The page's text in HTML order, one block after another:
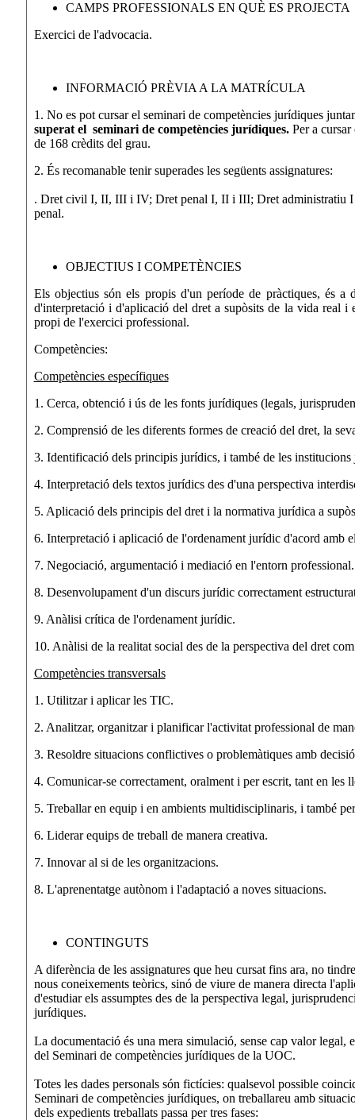
CAMPS PROFESSIONALS EN QUÈ ES PROJECTA
Exercici de l'advocacia.
INFORMACIÓ PRÈVIA A LA MATRÍCULA
1. No es pot cursar el seminari de competències jurídiques
superat el seminari de competències jurídiques. Per a
de 168 crèdits del grau.
2. És recomanable tenir superades les següents assignatures:
. Dret civil I, II, III i IV; Dret penal I, II i III; Dret administratiu
penal.
OBJECTIUS I COMPETÈNCIES
Els objectius són els propis d'un període de pràctiques, és a
d'interpretació i d'aplicació del dret a supòsits de la vida real
propi de l'exercici professional.
Competències:
Competències específiques
1. Cerca, obtenció i ús de les fonts jurídiques (legals,
2. Comprensió de les diferents formes de creació del dret, la
3. Identificació dels principis jurídics, i també de les
4. Interpretació dels textos jurídics des d'una perspectiva
5. Aplicació dels principis del dret i la normativa jurídica a
6. Interpretació i aplicació de l'ordenament jurídic d'acord amb
7. Negociació, argumentació i mediació en l'entorn professional.
8. Desenvolupament d'un discurs jurídic correctament
9. Anàlisi crítica de l'ordenament jurídic.
10. Anàlisi de la realitat social des de la perspectiva del dret
Competències transversals
1. Utilitzar i aplicar les TIC.
2. Analitzar, organitzar i planificar l'activitat professional de
3. Resoldre situacions conflictives o problemàtiques amb
4. Comunicar-se correctament, oralment i per escrit, tant en les
5. Treballar en equip i en ambients multidisciplinaris, i també
6. Liderar equips de treball de manera creativa.
7. Innovar al si de les organitzacions.
8. L'aprenentatge autònom i l'adaptació a noves situacions.
CONTINGUTS
A diferència de les assignatures que heu cursat fins ara, no
nous coneixements teòrics, sinó de viure de manera directa
d'estudiar els assumptes des de la perspectiva legal,
jurídiques.
La documentació és una mera simulació, sense cap valor
del Seminari de competències jurídiques de la UOC.
Totes les dades personals són fictícies: qualsevol possible
Seminari de competències jurídiques, on treballareu amb
dels expedients treballats passa per tres fases: